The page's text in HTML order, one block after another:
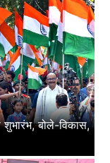
शुभारंभ, बोले-विकास,